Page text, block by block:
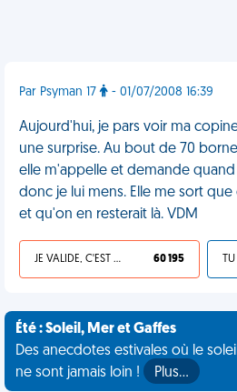
Par Psyman 17 - 01/07/2008 16:39
Aujourd'hui, je pars voir ma
une surprise. Au bout de 70
elle m'appelle et demande quand
donc je lui mens. Elle me sort
et qu'on en resterait là. VDM
JE VALIDE, C'EST UNE VDM 60 195
Été : Soleil, Mer et Gaffes
Des anecdotes estivales où le
ne sont jamais loin !
Plus…